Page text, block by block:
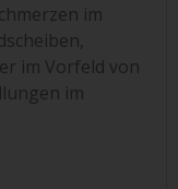
im
im Vorfeld von
im